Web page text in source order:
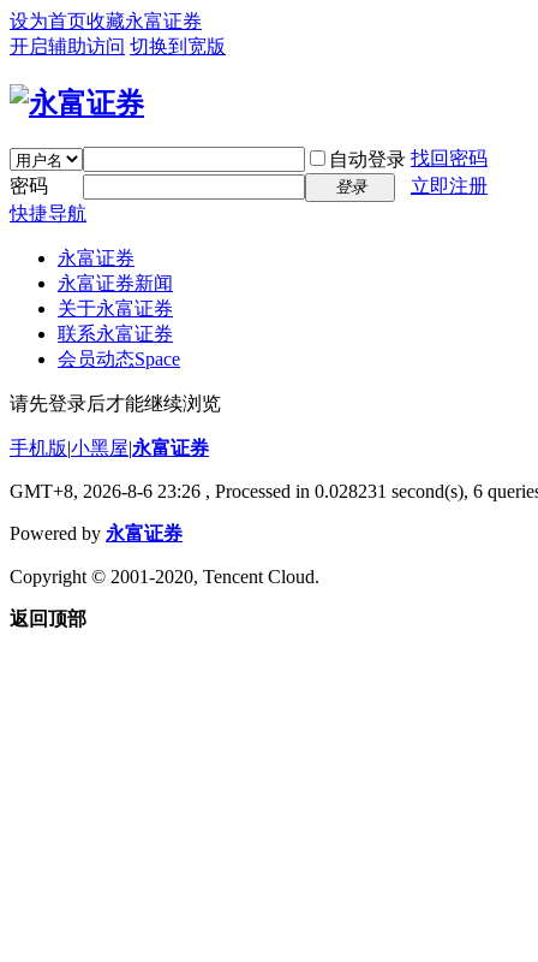
设为首页收藏永富证券
开启辅助访问 切换到宽版
自动登录 找回密码
密码
登录
立即注册
快捷导航
永富证券
永富证券新闻
关于永富证券
联系永富证券
会员动态Space
请先登录后才能继续浏览
手机版|小黑屋|永富证券
GMT+8, 2026-8-6 23:26 , Processed in 0.028231 second(s), 6
Powered by 永富证券
Copyright © 2001-2020, Tencent Cloud.
返回顶部